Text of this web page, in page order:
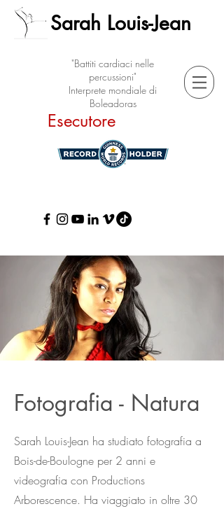
Sarah Louis-Jean
Esecutore
"Battiti cardiaci nelle
percussioni"
Interprete mondiale di
Boleadoras
Fotografia - Natura
Sarah Louis-Jean ha studiato fotografia a
Bois-de-Boulogne per 2 anni e
videografia con Productions
Arborescence. Ha viaggiato in oltre 30